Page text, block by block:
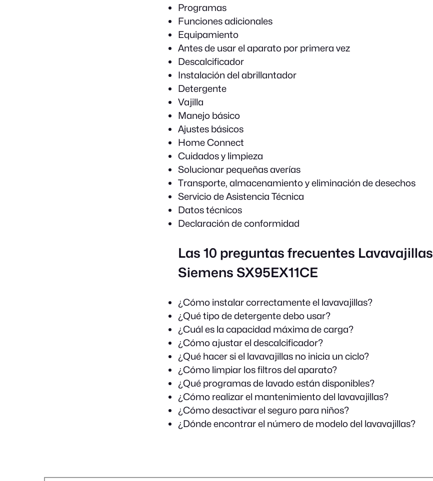
Programas
Funciones adicionales
Equipamiento
Antes de usar el aparato por primera vez
Descalcificador
Instalación del abrillantador
Detergente
Vajilla
Manejo básico
Ajustes básicos
Home Connect
Cuidados y limpieza
Solucionar pequeñas averías
Transporte, almacenamiento y eliminación de desechos
Servicio de Asistencia Técnica
Datos técnicos
Declaración de conformidad
Las 10 preguntas frecuentes Lavavajillas
Siemens SX95EX11CE
¿Cómo instalar correctamente el lavavajillas?
¿Qué tipo de detergente debo usar?
¿Cuál es la capacidad máxima de carga?
¿Cómo ajustar el descalcificador?
¿Qué hacer si el lavavajillas no inicia un ciclo?
¿Cómo limpiar los filtros del aparato?
¿Qué programas de lavado están disponibles?
¿Cómo realizar el mantenimiento del lavavajillas?
¿Cómo desactivar el seguro para niños?
¿Dónde encontrar el número de modelo del lavavajillas?